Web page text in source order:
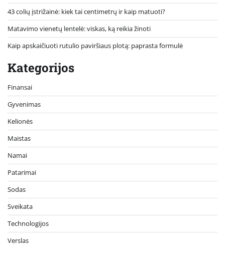
43 colių įstrižainė: kiek tai centimetrų ir kaip matuoti?
Matavimo vienetų lentelė: viskas, ką reikia žinoti
Kaip apskaičiuoti rutulio paviršiaus plotą: paprasta formulė
Kategorijos
Finansai
Gyvenimas
Kelionės
Maistas
Namai
Patarimai
Sodas
Sveikata
Technologijos
Verslas